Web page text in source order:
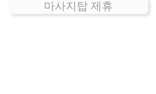
마사지탑 제휴